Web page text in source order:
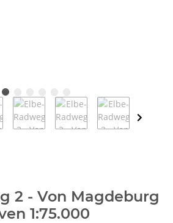
2 - Von Magdeburg
1:75.000